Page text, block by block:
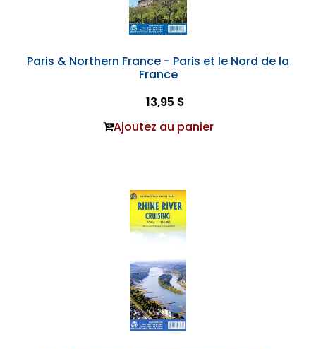
Paris & Northern France - Paris et le Nord de la
France
13,95 $
Ajoutez au panier